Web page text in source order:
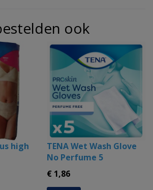
ook
high
TENA Wet Wash Glove
No Perfume 5
€ 1,86